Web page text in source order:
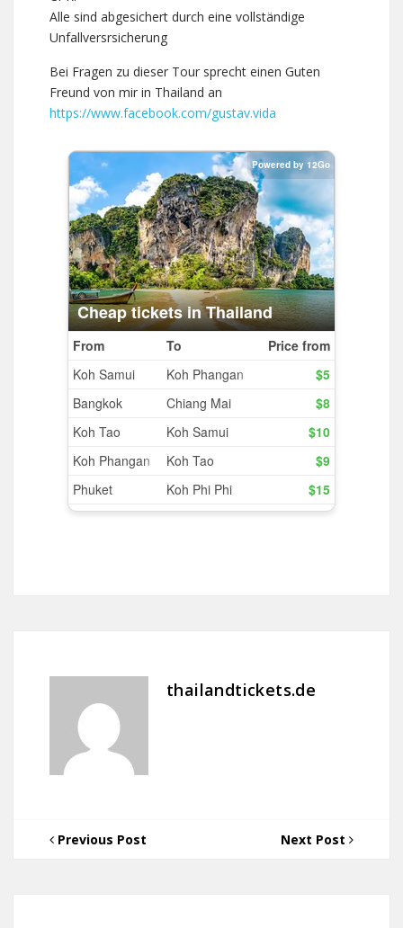
Alle sind abgesichert durch eine vollständige
Unfallversrsicherung
Bei Fragen zu dieser Tour sprecht einen Guten
Freund von mir in Thailand an
https://www.facebook.com/gustav.vida
thailandtickets.de
Previous Post Next Post